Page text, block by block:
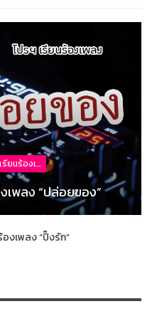
โปรโมชั่นคอร์สเรียนร้องเพลง
เพลง “ปล่อยของ”
งเพลง “ปิ๊งรัก”